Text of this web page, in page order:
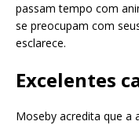
passam tempo com
se preocupam com
esclarece.
Excelentes
Moseby acredita que a